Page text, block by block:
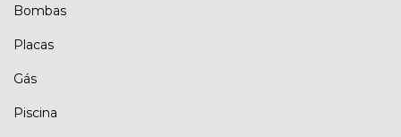
Bombas
Placas
Gás
Piscina